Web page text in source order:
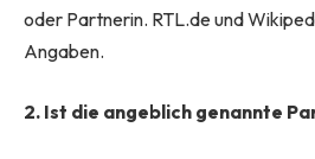
oder Partnerin. RTL.de und
Angaben.
2. Ist die angeblich genannte